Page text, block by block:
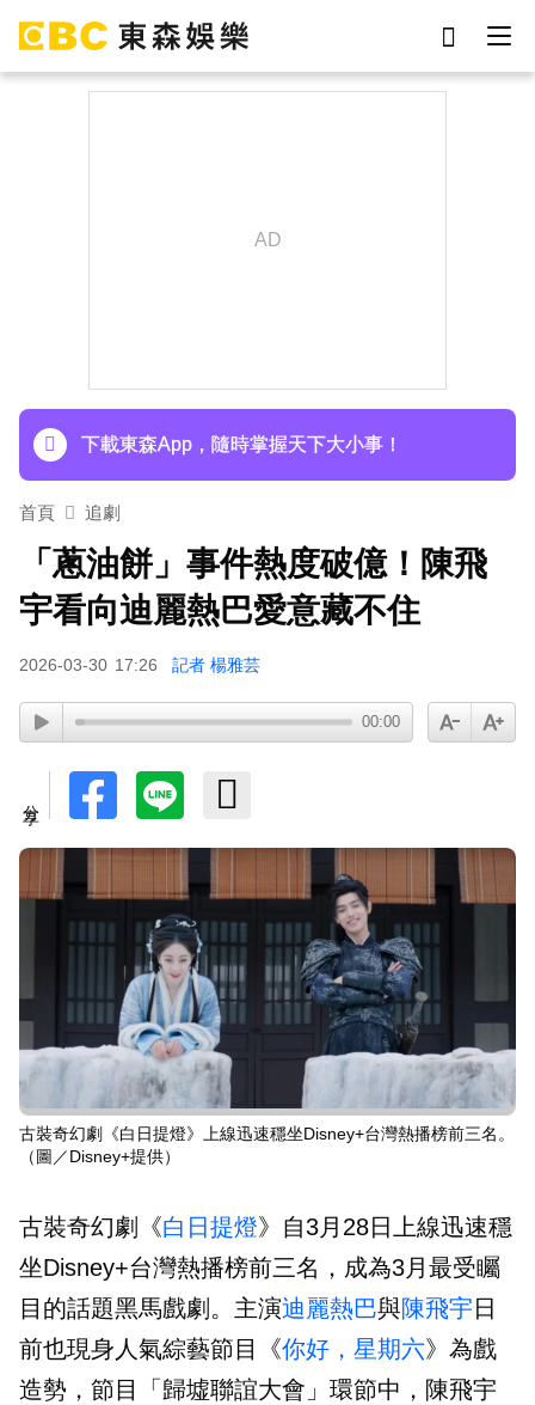
下載東森App，隨時掌握天下大小事！
首頁 追劇
「蔥油餅」事件熱度破億！陳飛
宇看向迪麗熱巴愛意藏不住
2026-03-30 17:26 記者 楊雅芸
00:00
古裝奇幻劇《白日提燈》上線迅速穩坐Disney+台灣熱播榜前三名。
（圖／Disney+提供）
古裝奇幻劇《白日提燈》自3月28日上線迅速穩
坐Disney+台灣熱播榜前三名，成為3月最受矚
目的話題黑馬戲劇。主演迪麗熱巴與陳飛宇 日
前也現身人氣綜藝節目《你好，星期六》為戲
造勢，節目「歸墟聯誼大會」環節中，陳飛宇